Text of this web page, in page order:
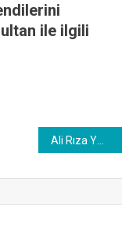
ile ilgili
Ali Rıza Yavuz Şoför Esnafıyla Buluştu!